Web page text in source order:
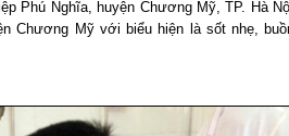
Phú Nghĩa, huyện Chương Mỹ, TP. Hà
Chương Mỹ với biểu hiện là sốt nhẹ,